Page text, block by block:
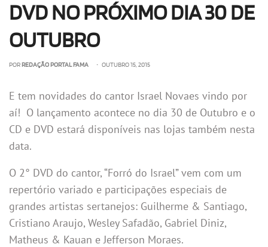
DVD NO PRÓXIMO DIA 30 DE
OUTUBRO
POR REDAÇÃO PORTAL FAMA • OUTUBRO 15, 2015
E tem novidades do cantor Israel Novaes vindo por
aí! O lançamento acontece no dia 30 de Outubro e o
CD e DVD estará disponíveis nas lojas também nesta
data.
O 2° DVD do cantor, “Forró do Israel” vem com um
repertório variado e participações especiais de
grandes artistas sertanejos: Guilherme & Santiago,
Cristiano Araujo, Wesley Safadão, Gabriel Diniz,
Matheus & Kauan e Jefferson Moraes.